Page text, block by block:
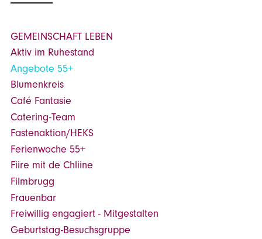
GEMEINSCHAFT LEBEN
Aktiv im Ruhestand
Angebote 55+
Blumenkreis
Café Fantasie
Catering-Team
Fastenaktion/HEKS
Ferienwoche 55+
Fiire mit de Chliine
Filmbrugg
Frauenbar
Freiwillig engagiert - Mitgestalten
Geburtstag-Besuchsgruppe